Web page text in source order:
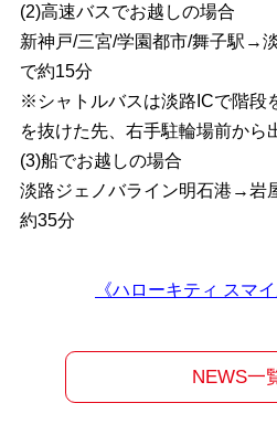
(2)高速バスでお越しの場合
新神戸/三宮/学園都市/舞子駅→
で約15分
※シャトルバスは淡路ICで階段
を抜けた先、右手駐輪場前から
(3)船でお越しの場合
淡路ジェノバライン明石港→岩
約35分
《ハローキティ スマ
NEWS一